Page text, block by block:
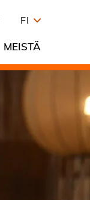
FI
MEISTÄ